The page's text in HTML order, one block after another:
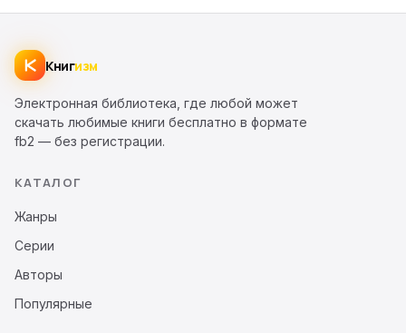
Книгизм
Электронная библиотека, где любой может
скачать любимые книги бесплатно в формате
fb2 — без регистрации.
КАТАЛОГ
Жанры
Серии
Авторы
Популярные